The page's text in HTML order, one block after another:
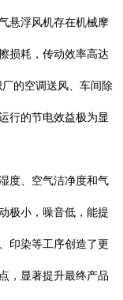
悬浮风机存在机械摩
损耗，传动效率高达
的空调送风、车间除
行的节电效益极为显
度、空气洁净度和气
极小，噪音低，能提
印染等工序创造了更
，显著提升最终产品